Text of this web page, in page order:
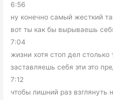
6:56
ну конечно самый жесткий
вот ты как бы вырываешь
7:04
жизни хотя стоп дел
заставляешь себя эти это
7:12
чтобы лишний раз